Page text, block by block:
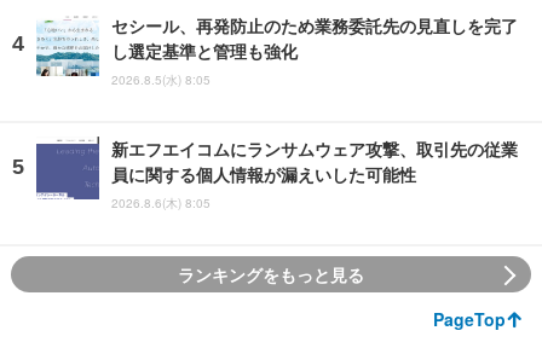
セシール、再発防止のため業務委託先の見直しを完了
し選定基準と管理も強化
2026.8.5(水) 8:05
新エフエイコムにランサムウェア攻撃、取引先の従業
員に関する個人情報が漏えいした可能性
2026.8.6(木) 8:05
ランキングをもっと見る
PageTop